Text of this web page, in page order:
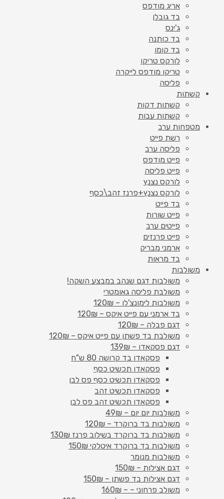
אריג מודפס
בד גובלן
ג'ינס
בד כותנה
בד קומו
לורקס טריקו
טריקו מודפס לייקרה
פליסה
קשתות
קשתות דקות
קשתות עבות
מטפחות ערב
רשת פייט
פליסה ערב
פייט מודפס
פייט פליסה
לורקס נצנץ
לורקס נצנץ+פרנז זהב\כסף
בד פייט
פייט שורות
פייטים ערב
פייט פרנזים
ארמני מבריק
בד מראות
משולבות
משולבות דגם שנהב במבצע השקה!
משולבת פליסה גאומטרי
משולבות לימונצ'לו – 120₪
בד ארמני עם פייט איקס – 120₪
דגם פבלה – 120₪
משולבת בד פשתן עם פייט איקס – 120₪
דגם פסקאדו – 139₪
פסקאדו בד קרושה 80 ש"ח
פסקאדו תכשיט כסף
פסקאדו תכשיט כסף פס לבן
פסקאדו תכשיט זהב
פסקאדו תכשיט זהב פס לבן
משולבות יום יום – 49₪
משולבות בד ברוקרד – 120₪
משולבות בד ברוקרד בשילוב פרנז 130₪
משולבות בד ברוקרד איטלקי 150₪
משולבות מנומר
דגם אצילות – 150₪
דגם אצילות בד פשתן – 150₪
משולב פרחוני – – 160₪